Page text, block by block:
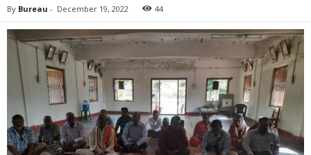
By Bureau - December 19, 2022 44